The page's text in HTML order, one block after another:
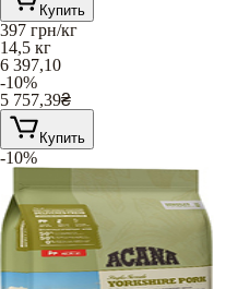
Купить
397 грн/кг
14,5 кг
6 397,10
-10%
5 757,39₴
Купить
-10%